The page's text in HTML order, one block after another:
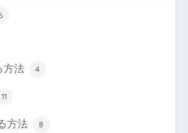
方法 4
11
方法 8